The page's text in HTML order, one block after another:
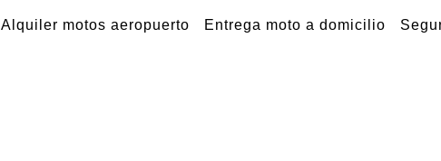
Alquiler motos aeropuerto Entrega moto a domicilio